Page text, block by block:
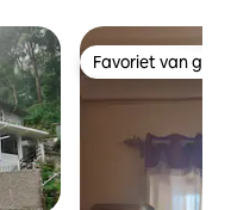
Favoriet van
Favoriet van